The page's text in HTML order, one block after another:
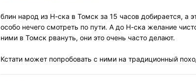
блин народ из Н-ска в Томск за 15 часов добирается, а
особо нечего смотреть по пути. А до Н-ска желание
ними в Томск рвануть, они это очень часто делают.
Кстати может попробовать с ними на традиционный